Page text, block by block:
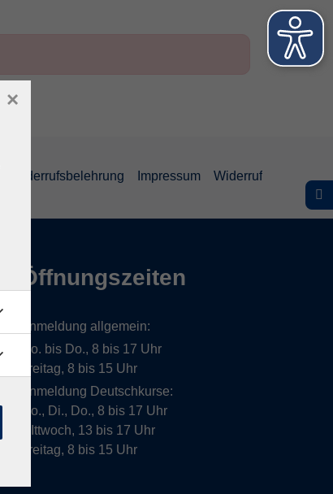
Widerrufsbelehrung Impressum Widerruf
Öffnungszeiten
Anmeldung allgemein:
Mo. bis Do., 8 bis 17 Uhr
Freitag, 8 bis 15 Uhr
Anmeldung Deutschkurse:
Mo., Di., Do., 8 bis 17 Uhr
MIttwoch, 13 bis 17 Uhr
Freitag, 8 bis 15 Uhr
×